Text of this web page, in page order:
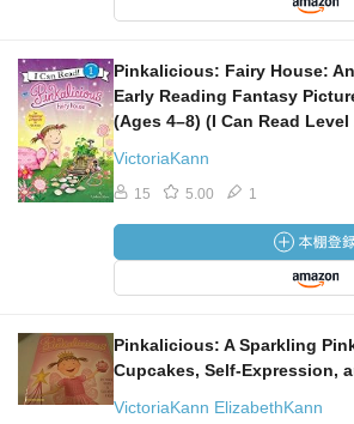
Pinkalicious: Fairy House:
Early Reading Fantasy
(Ages 4–8) (I Can Read Level
VictoriaKann
15 5.00 1
Pinkalicious: A Sparkling
Cupcakes, Self-Expression,
VictoriaKann ElizabethKann